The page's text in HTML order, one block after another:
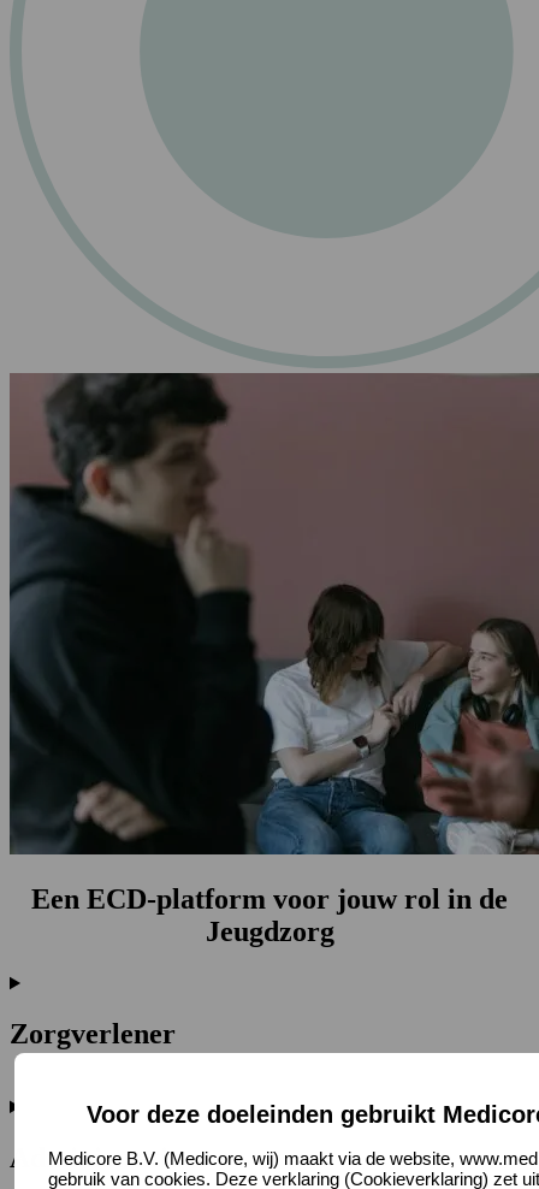
Voor deze doeleinden gebruikt
Medicore B.V. (Medicore, wij) maakt via de website,
gebruik van cookies. Deze verklaring (Cookieverklaring) zet
Een ECD-platform voor jouw rol in de
Jeugdzorg
Zorgverlener
Administratie